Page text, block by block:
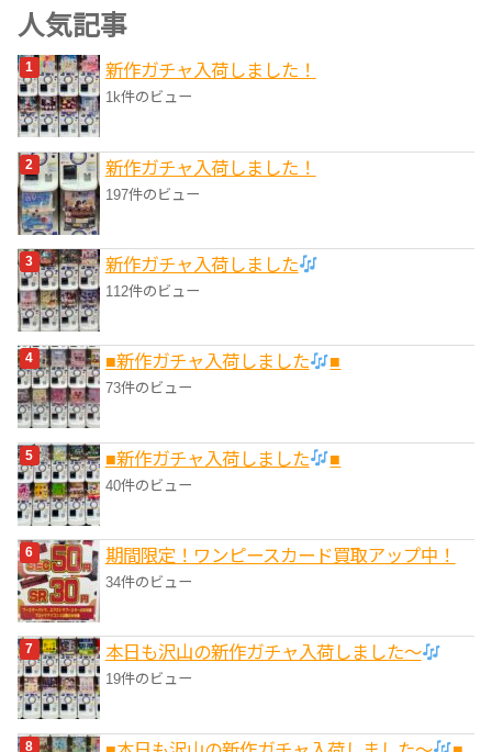
ゴ
リ
ー
人気記事
新作ガチャ入荷しました！
1k件のビュー
新作ガチャ入荷しました！
197件のビュー
新作ガチャ入荷しました
112件のビュー
■新作ガチャ入荷しました ■
73件のビュー
■新作ガチャ入荷しました ■
40件のビュー
期間限定！ワンピースカード買取アップ中！
34件のビュー
本日も沢山の新作ガチャ入荷しました〜
19件のビュー